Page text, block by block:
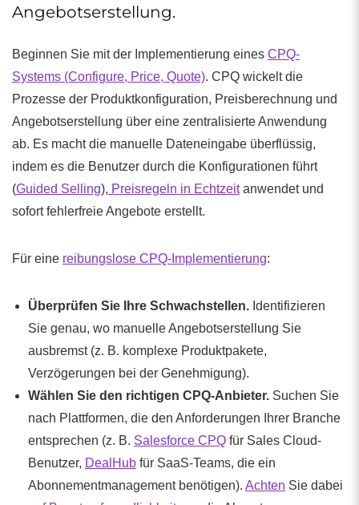
Angebotserstellung.
Beginnen Sie mit der Implementierung eines CPQ-
Systems (Configure, Price, Quote). CPQ wickelt die
Prozesse der Produktkonfiguration, Preisberechnung und
Angebotserstellung über eine zentralisierte Anwendung
ab. Es macht die manuelle Dateneingabe überflüssig,
indem es die Benutzer durch die Konfigurationen führt
(Guided Selling), Preisregeln in Echtzeitanwendet und
sofort fehlerfreie Angebote erstellt.
Für eine reibungslose CPQ-Implementierung:
Überprüfen Sie Ihre Schwachstellen. Identifizieren
Sie genau, wo manuelle Angebotserstellung Sie
ausbremst (z. B. komplexe Produktpakete,
Verzögerungen bei der Genehmigung).
Wählen Sie den richtigen CPQ-Anbieter. Suchen Sie
nach Plattformen, die den Anforderungen Ihrer Branche
entsprechen (z. B. Salesforce CPQ für Sales Cloud-
Benutzer, DealHub für SaaS-Teams, die ein
Abonnementmanagement benötigen). Achten Sie dabei